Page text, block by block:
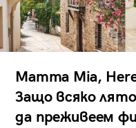
Mamma Mia,
Защо всяко
да преживеем